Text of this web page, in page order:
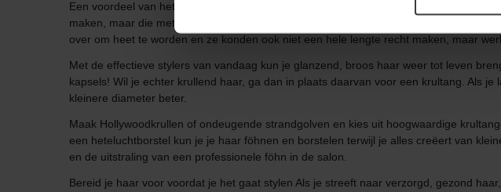
Een voordeel van het gebruik van een stijltang is dat het pluizen in je haar helpt
maken, maar die met de juiste techniek ook gebruikt kunnen worden om lange
over om heet te worden en ze konden ook niet een hele lengte recht maken, maar
Met de effectieve stylers van vandaag kun je glanzend, broos haar weer tot leven
kapsels! Wil je echter krullend haar, ga dan in plaats daarvan voor een krultang. Als
kleinere diameter beter.
Maak Hollywoodkrullen of ondeugende strandgolven en kies uit hoogwaardige
een heteluchtborstel kun je je haar föhnen en borstelen terwijl je alles creëert van
en de uitstraling van een professionele föhn in de salon.
Bereid je haar voor voordat je het gaat stylen Als je streeft naar verzorgd, gezond